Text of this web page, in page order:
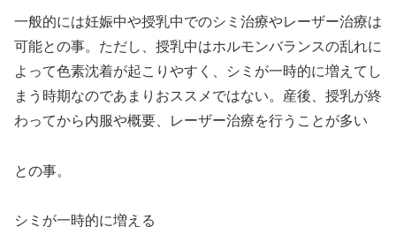
一般的には妊娠中や授乳中でのシミ治療やレーザー治療は
可能との事。ただし、授乳中はホルモンバランスの乱れに
よって色素沈着が起こりやすく、シミが一時的に増えてし
まう時期なのであまりおススメではない。産後、授乳が終
わってから内服や概要、レーザー治療を行うことが多い
との事。
シミが一時的に増える